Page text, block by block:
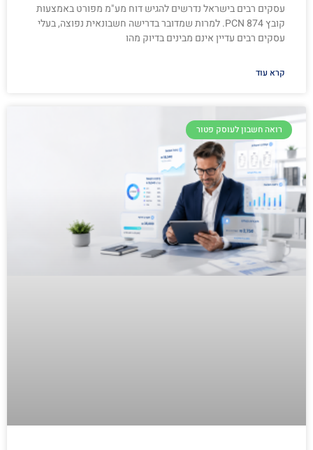
עסקים רבים בישראל נדרשים להגיש דוח מע"מ מפורט באמצעות
קובץ PCN 874. למרות שמדובר בדרישה חשבונאית נפוצה, בעלי
עסקים רבים עדיין אינם מבינים בדיוק מהו
קרא עוד
רואה חשבון לעוסק פטור